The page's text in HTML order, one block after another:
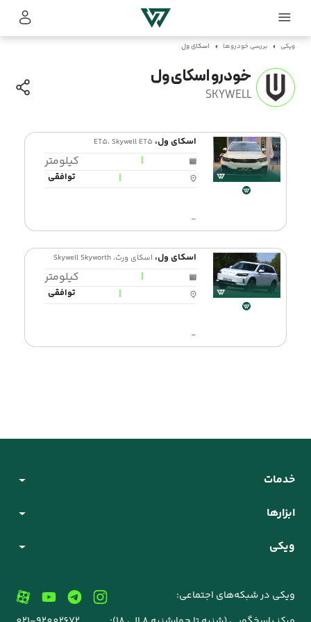
ویکی بررسی خودروها اسکای ول
خودرو اسکای ول
SKYWELL
اسکای ول، ET5، Skywell ET5
|
کیلومتر
|
توافقی
-
اسکای ول، اسکای ورث، Skywell Skyworth
|
کیلومتر
|
توافقی
-
خدمات
ابزارها
ویکی
ویکی در شبکه‌های اجتماعی: